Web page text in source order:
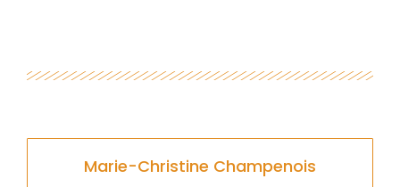
Marie-Christine Champenois